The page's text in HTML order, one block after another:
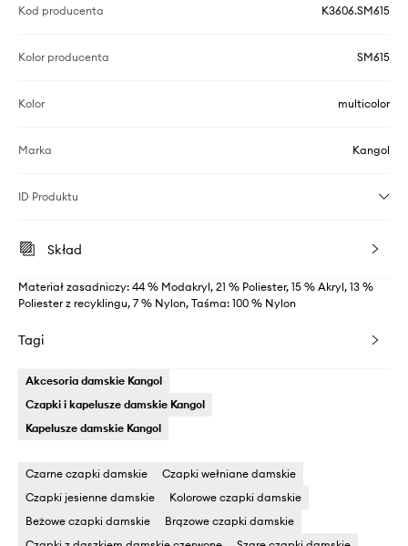
Kod producenta K3606.SM615
Kolor producenta SM615
Kolor multicolor
Marka Kangol
ID Produktu
Skład
Materiał zasadniczy: 44 % Modakryl, 21 % Poliester, 15 % Akryl, 13 %
Poliester z recyklingu, 7 % Nylon, Taśma: 100 % Nylon
Tagi
Akcesoria damskie Kangol
Czapki i kapelusze damskie Kangol
Kapelusze damskie Kangol
Czarne czapki damskie
Czapki wełniane damskie
Czapki jesienne damskie
Kolorowe czapki damskie
Beżowe czapki damskie
Brązowe czapki damskie